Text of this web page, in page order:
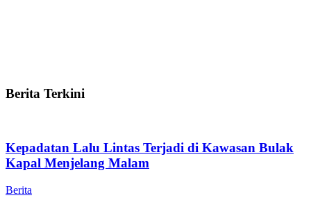
Berita Terkini
Kepadatan Lalu Lintas Terjadi di Kawasan Bulak
Kapal Menjelang Malam
Berita